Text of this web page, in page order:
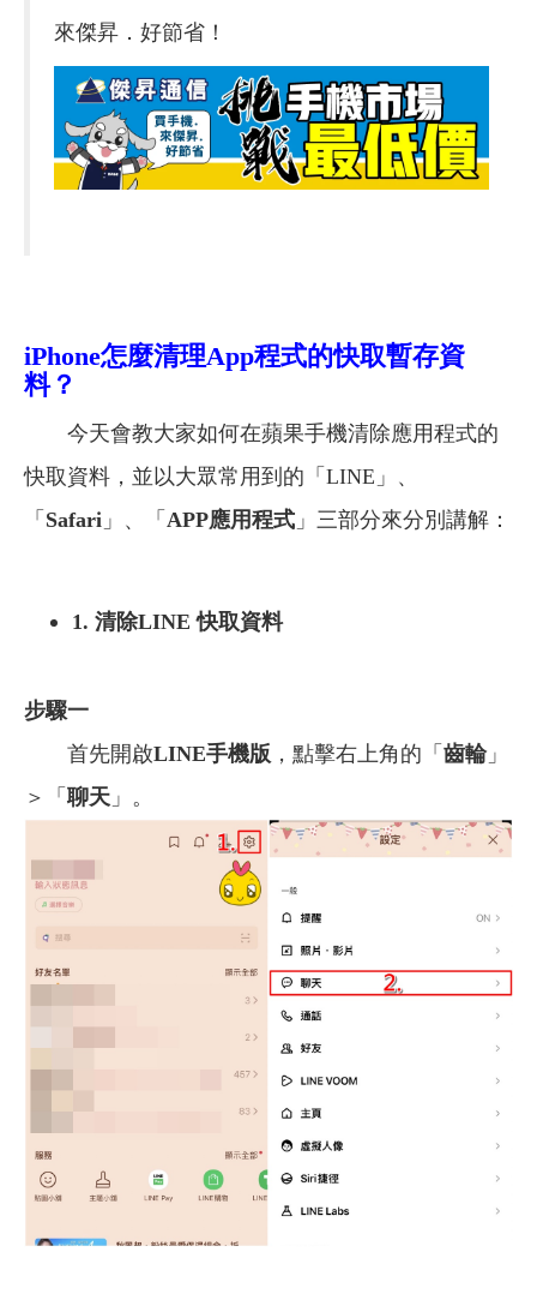
來傑昇．好節省！
iPhone怎麼清理App程式的快取暫存資
料？
今天會教大家如何在蘋果手機清除應用程式的
快取資料，並以大眾常用到的「LINE」、
「 Safari 」、「 APP應用程式 」三部分來分別講解：
1. 清除LINE 快取資料
步驟一
首先開啟LINE手機版 ，點擊右上角的「 齒輪」
＞「 聊天 」。